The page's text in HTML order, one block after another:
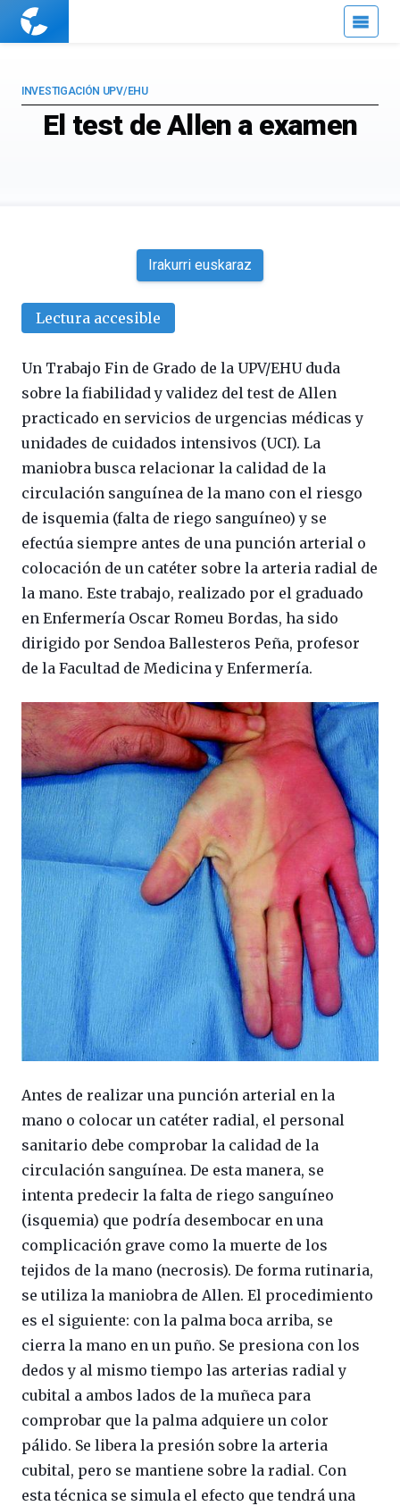
Cuaderno
El test de Allen a examen
INVESTIGACIÓN UPV/EHU
Irakurri euskaraz
Lectura accesible
Un Trabajo Fin de Grado de la UPV/EHU duda
sobre la fiabilidad y validez del test de Allen
practicado en servicios de urgencias médicas y
unidades de cuidados intensivos (UCI). La
maniobra busca relacionar la calidad de la
circulación sanguínea de la mano con el riesgo
de isquemia (falta de riego sanguíneo) y se
efectúa siempre antes de una punción arterial o
colocación de un catéter sobre la arteria radial de
la mano. Este trabajo, realizado por el graduado
en Enfermería Oscar Romeu Bordas, ha sido
dirigido por Sendoa Ballesteros Peña, profesor
de la Facultad de Medicina y Enfermería.
Antes de realizar una punción arterial en la
mano o colocar un catéter radial, el personal
sanitario debe comprobar la calidad de la
circulación sanguínea. De esta manera, se
intenta predecir la falta de riego sanguíneo
(isquemia) que podría desembocar en una
complicación grave como la muerte de los
tejidos de la mano (necrosis). De forma rutinaria,
se utiliza la maniobra de Allen. El procedimiento
es el siguiente: con la palma boca arriba, se
cierra la mano en un puño. Se presiona con los
dedos y al mismo tiempo las arterias radial y
cubital a ambos lados de la muñeca para
comprobar que la palma adquiere un color
pálido. Se libera la presión sobre la arteria
cubital, pero se mantiene sobre la radial. Con
esta técnica se simula el efecto que tendrá una